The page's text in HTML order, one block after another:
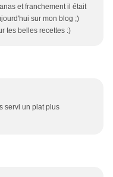
et franchement il était
sur mon blog ;)
tes belles recettes :)
servi un plat plus